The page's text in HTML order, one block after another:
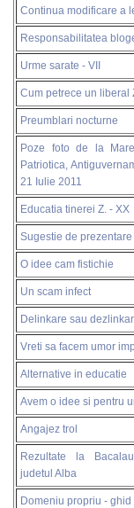
Continua modificare a
Responsabilitatea
Urme sarate - VII
Cum petrece un liberal
Preumblari nocturne
Poze foto de la
Patriotica,
21 Iulie 2011
Educatia tinerei Z. - XX
Sugestie de prezentare
O idee cam fistichie
Un scam infect
Delinkare sau
Vreti sa facem umor
Alternative in educatie
Avem o idee si pentru
Angajez trol
Rezultate la
judetul Alba
Domeniu propriu -